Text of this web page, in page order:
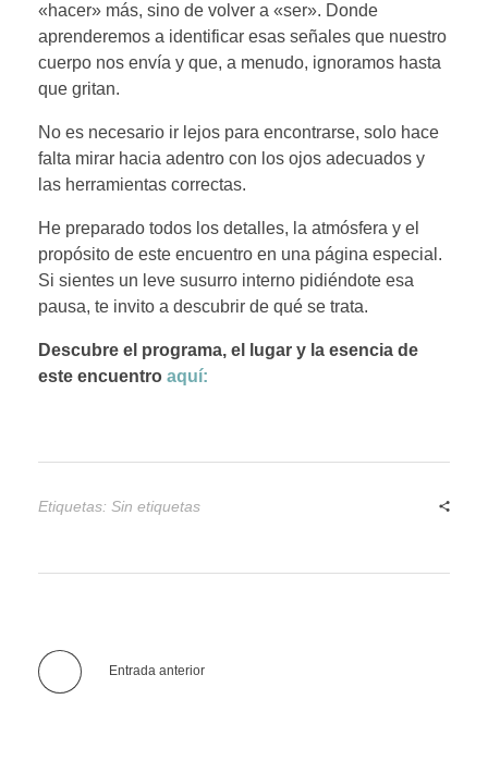
«hacer» más, sino de volver a «ser». Donde
aprenderemos a identificar esas señales que nuestro
cuerpo nos envía y que, a menudo, ignoramos hasta
que gritan.
No es necesario ir lejos para encontrarse, solo hace
falta mirar hacia adentro con los ojos adecuados y
las herramientas correctas.
He preparado todos los detalles, la atmósfera y el
propósito de este encuentro en una página especial.
Si sientes un leve susurro interno pidiéndote esa
pausa, te invito a descubrir de qué se trata.
Descubre el programa, el lugar y la esencia de
este encuentro aquí:
Etiquetas: Sin etiquetas
Entrada anterior